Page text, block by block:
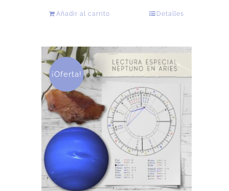
Añadir al carrito Detalles
¡Oferta!